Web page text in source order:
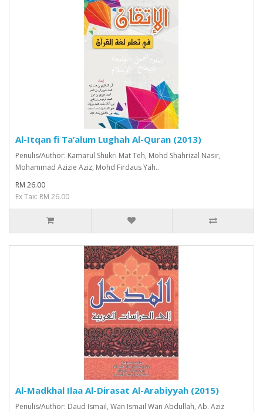
Al-Itqan fi Ta’alum Lughah Al-Quran (2013)
Penulis/Author: Kamarul Shukri Mat Teh, Mohd Shahrizal Nasir,
Mohammad Azizie Aziz, Mohd Firdaus Yah..
RM 26.00
Ex Tax: RM 26.00
Al-Madkhal Ilaa Al-Dirasat Al-Arabiyyah (2015)
Penulis/Author: Daud Ismail, Wan Ismail Wan Abdullah, Ab. Aziz